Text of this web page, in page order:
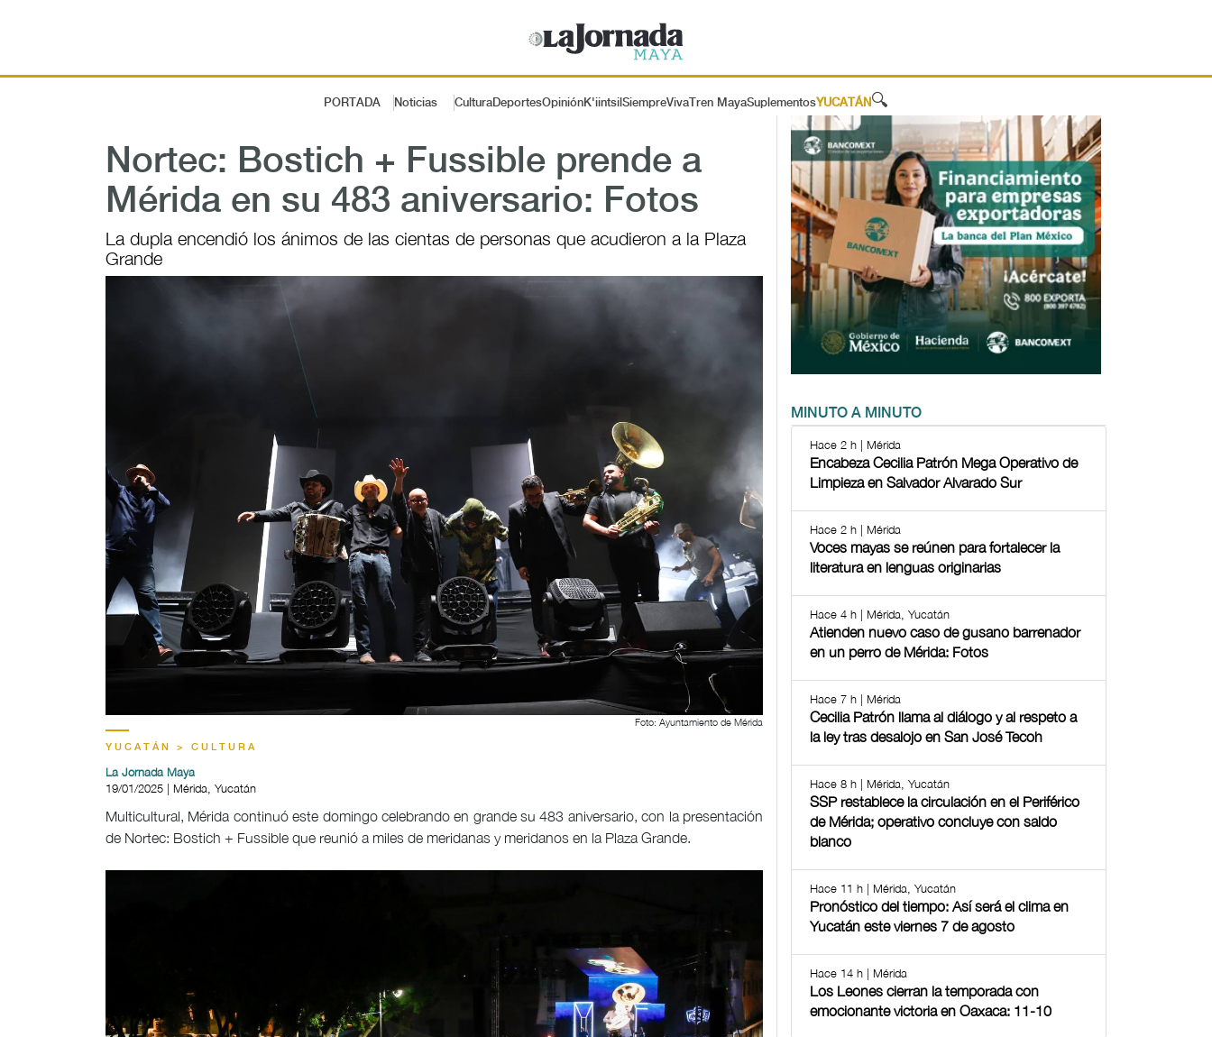
PORTADA Noticias CulturaDeportesOpiniónK'iintsil SiempreViva Tren MayaSuplementosYUCATÁN 🔍
Nortec: Bostich + Fussible prende a
Mérida en su 483 aniversario: Fotos
La dupla encendió los ánimos de las cientas de personas que acudieron a la Plaza
Grande
Foto: Ayuntamiento de Mérida
YUCATÁN > CULTURA
La Jornada Maya
19/01/2025 | Mérida, Yucatán
Multicultural, Mérida continuó este domingo celebrando en grande su 483 aniversario, con la presentación
de Nortec: Bostich + Fussible que reunió a miles de meridanas y meridanos en la Plaza Grande.
MINUTO A MINUTO
Hace 2 h | Mérida
Encabeza Cecilia Patrón Mega Operativo de
Limpieza en Salvador Alvarado Sur
Hace 2 h | Mérida
Voces mayas se reúnen para fortalecer la
literatura en lenguas originarias
Hace 4 h | Mérida, Yucatán
Atienden nuevo caso de gusano barrenador
en un perro de Mérida: Fotos
Hace 7 h | Mérida
Cecilia Patrón llama al diálogo y al respeto a
la ley tras desalojo en San José Tecoh
Hace 8 h | Mérida, Yucatán
SSP restablece la circulación en el Periférico
de Mérida; operativo concluye con saldo
blanco
Hace 11 h | Mérida, Yucatán
Pronóstico del tiempo: Así será el clima en
Yucatán este viernes 7 de agosto
Hace 14 h | Mérida
Los Leones cierran la temporada con
emocionante victoria en Oaxaca: 11-10